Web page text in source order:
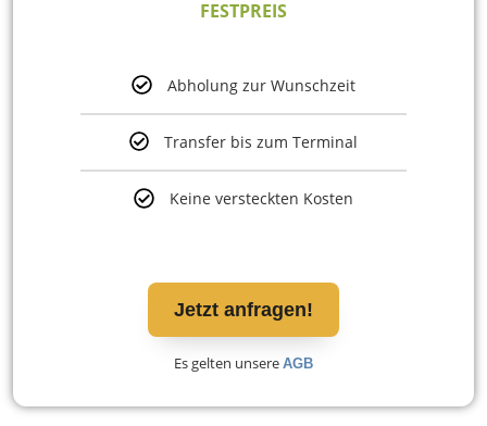
FESTPREIS
Abholung zur Wunschzeit
Transfer bis zum Terminal
Keine versteckten Kosten
Jetzt anfragen!
Es gelten unsere AGB